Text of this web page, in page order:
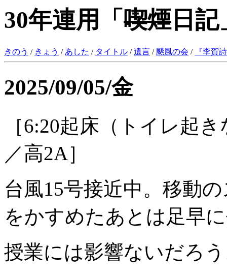
30年連用「 喫煙日記
きのう / きょう / あした / タイトル /遺言 / 飇風の会 / 『李賀
2025/09/05/金
［6:20起床（トイレ起
／高2A］
台風15号接近中。移動
をかすめたあとは足早
授業には影響ないだろ